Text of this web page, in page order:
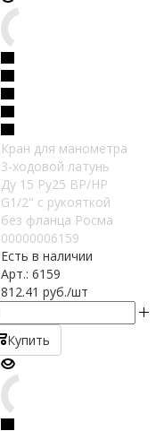
Кран для манометра
3-ходовой латунь
Ду 15 Ру25 ВР/НР
G1/2" с рукояткой
без фланца Росма
00000006159
Есть в наличии
Арт.: 6159
812.41 руб./шт
Купить